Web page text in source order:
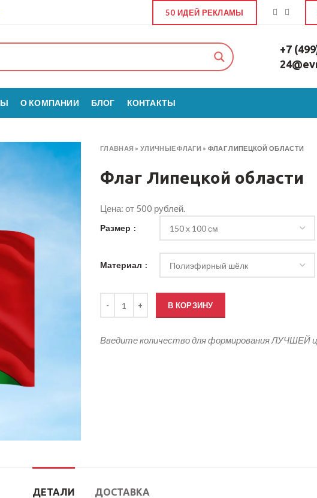
50 ИДЕЙ РЕКЛАМЫ
+7
О КОМПАНИИ БЛОГ КОНТАКТЫ
ГЛАВНАЯ »УЛИЧНЫЕ ФЛАГИ » ФЛАГ ЛИПЕЦКОЙ ОБЛАСТИ
Флаг Липецкой области
Цена: от 500 рублей.
Размер
Материал
В КОРЗИНУ
Введите количество для формирования ЛУЧШЕЙ
ДЕТАЛИ ДОСТАВКА